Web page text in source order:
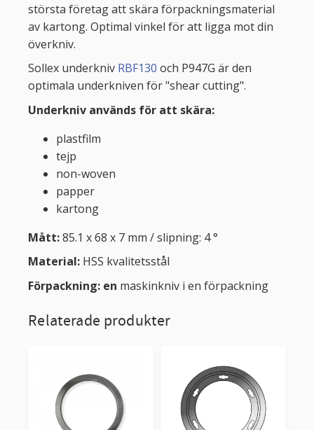
största företag att skära förpackningsmaterial
av kartong. Optimal vinkel för att ligga mot din
överkniv.
Sollex underkniv RBF130 och P947G är den
optimala underkniven för "shear cutting".
Underkniv används för att skära:
plastfilm
tejp
non-woven
papper
kartong
Mått:85.1 x 68 x 7 mm / slipning: 4 °
Material: HSS kvalitetsstål
Förpackning: en maskinkniv i en förpackning
Relaterade produkter